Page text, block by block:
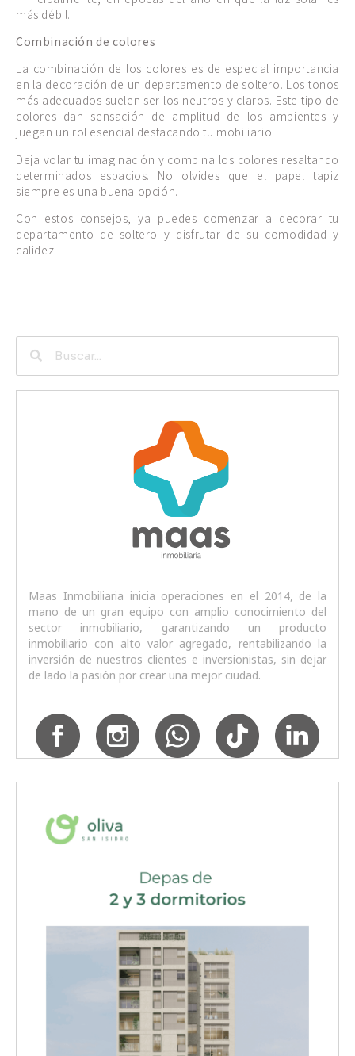
más débil.
Combinación de colores
La combinación de los colores es de especial importancia
en la decoración de un departamento de soltero. Los tonos
más adecuados suelen ser los neutros y claros. Este tipo de
colores dan sensación de amplitud de los ambientes y
juegan un rol esencial destacando tu mobiliario.
Deja volar tu imaginación y combina los colores resaltando
determinados espacios. No olvides que el papel tapiz
siempre es una buena opción.
Con estos consejos, ya puedes comenzar a decorar tu
departamento de soltero y disfrutar de su comodidad y
calidez.
Maas Inmobiliaria inicia operaciones en el 2014, de la
mano de un gran equipo con amplio conocimiento del
sector inmobiliario, garantizando un producto
inmobiliario con alto valor agregado, rentabilizando la
inversión de nuestros clientes e inversionistas, sin dejar
de lado la pasión por crear una mejor ciudad.